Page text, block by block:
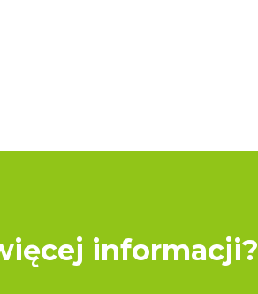
informacji?